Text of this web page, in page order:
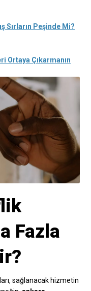
Sırların Peşinde Mi?
Ortaya Çıkarmanın
Fazla
sağlanacak hizmetin